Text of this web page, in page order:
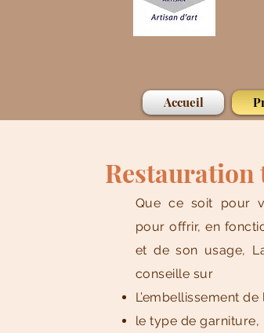
Accueil
Que ce soit pour
pour offrir, en
et de son usage,
conseille sur
L’embellissement
le type de garniture,